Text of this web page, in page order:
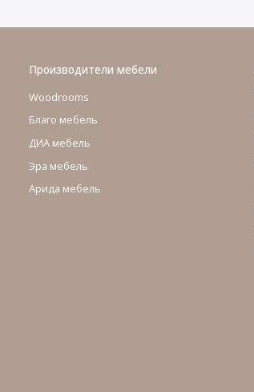
Производители мебели
Woodrooms
Благо мебель
ДИА мебель
Эра мебель
Арида мебель